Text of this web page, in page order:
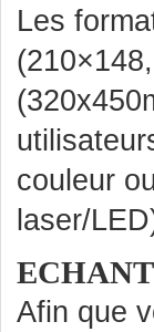
Les
couleur
laser/
Afin que